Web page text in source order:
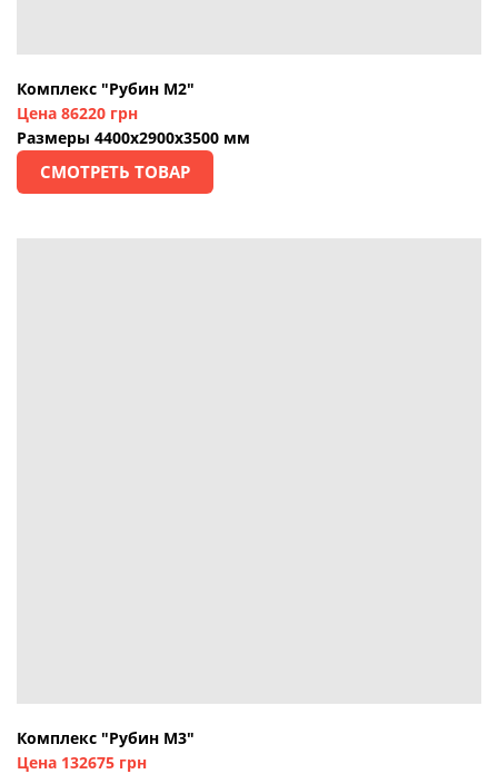
Комплекс "Рубин М2"
Цена 86220 грн
Размеры 4400х2900х3500 мм
СМОТРЕТЬ ТОВАР
Комплекс "Рубин М3"
Цена 132675 грн